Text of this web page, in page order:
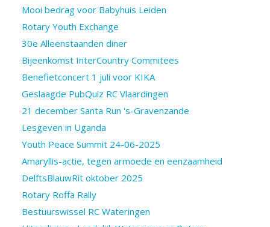
Mooi bedrag voor Babyhuis Leiden
Rotary Youth Exchange
30e Alleenstaanden diner
Bijeenkomst InterCountry Commitees
Benefietconcert 1 juli voor KIKA
Geslaagde PubQuiz RC Vlaardingen
21 december Santa Run 's-Gravenzande
Lesgeven in Uganda
Youth Peace Summit 24-06-2025
Amaryllis-actie, tegen armoede en eenzaamheid
DelftsBlauwRit oktober 2025
Rotary Roffa Rally
Bestuurswissel RC Wateringen